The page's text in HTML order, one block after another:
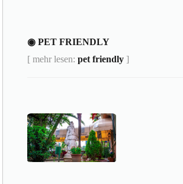
◉ PET FRIENDLY
[ mehr lesen:pet friendly ]